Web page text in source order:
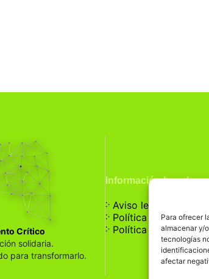
Para ofrecer
almacenar y/
tecnologías
afectar
Crítico
solidaria.
para transformarlo.
Información Legal
჻Aviso legal
჻Política de
჻Política de cookies